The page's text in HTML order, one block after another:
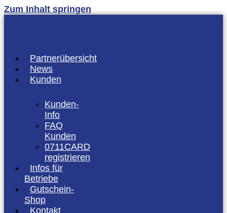
Zum Inhalt springen
Partnerübersicht
News
Kunden
Kunden-
Info
FAQ
Kunden
0711CARD
registrieren
Infos für
Betriebe
Gutschein-
Shop
Kontakt